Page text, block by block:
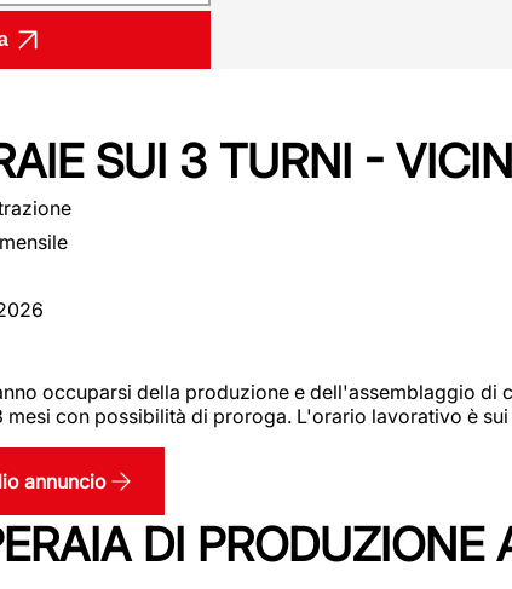
SUI 3 TURNI -
occuparsi della produzione e dell'assemblaggio
con possibilità di proroga. L'orario lavorativo è
annuncio
DI